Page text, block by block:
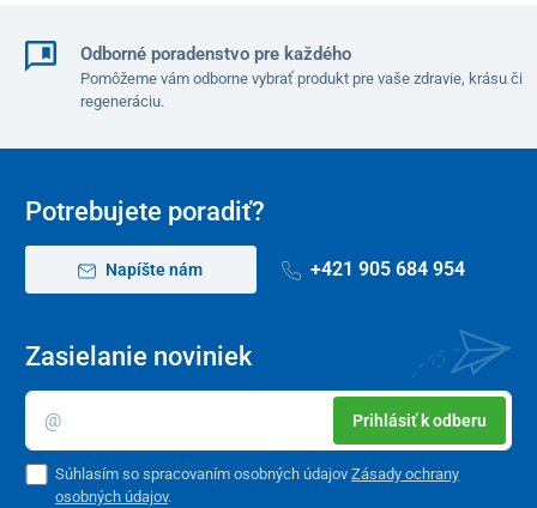
o tovar, ktorý z dôvodu ochrany zdravia a hygieny nie je vhodné
vrátiť po jeho otvorení a použití. Výnimkou sú prípady oprávnenej
reklamácie alebo výrobnej chyby.
Odborné poradenstvo pre každého
Pomôžeme vám odborne vybrať produkt pre vaše zdravie, krásu či
regeneráciu.
Potrebujete poradiť?
Napíšte nám +421 905 684 954
Zasielanie noviniek
Prihlásiť k odberu
Súhlasím so spracovaním osobných údajovZásady ochrany
osobných údajov.